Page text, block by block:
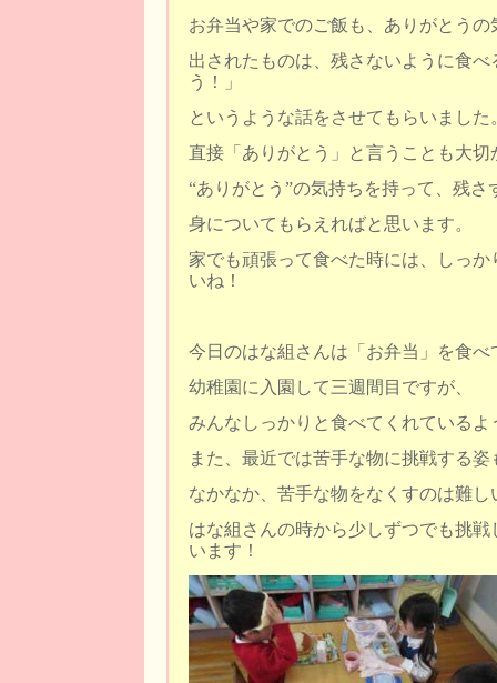
お弁当や家でのご飯も、ありがとうの
出されたものは、残さないように食
う！」
というような話をさせてもらいました
直接「ありがとう」と言うことも大切
“ありがとう”の気持ちを持って、残
身についてもらえればと思います。
家でも頑張って食べた時には、しっ
いね！
今日のはな組さんは「お弁当」を食べ
幼稚園に入園して三週間目ですが、
みんなしっかりと食べてくれているよ
また、最近では苦手な物に挑戦する
なかなか、苦手な物をなくすのは難し
はな組さんの時から少しずつでも挑
います！